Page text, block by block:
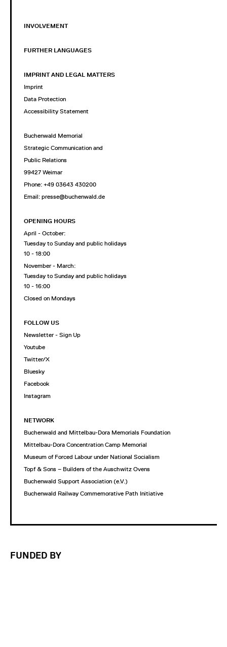
INVOLVEMENT
FURTHER LANGUAGES
IMPRINT AND LEGAL MATTERS
Imprint
Data Protection
Accessibility Statement
Buchenwald Memorial
Strategic Communication and
Public Relations
99427 Weimar
Phone: +49 03643 430200
Email: presse@buchenwald.de
OPENING HOURS
April - October:
Tuesday to Sunday and public holidays
10 - 18:00
November - March:
Tuesday to Sunday and public holidays
10 - 16:00
Closed on Mondays
FOLLOW US
Newsletter - Sign Up
Youtube
Twitter/X
Bluesky
Facebook
Instagram
NETWORK
Buchenwald and Mittelbau-Dora Memorials Foundation
Mittelbau-Dora Concentration Camp Memorial
Museum of Forced Labour under National Socialism
Topf & Sons – Builders of the Auschwitz Ovens
Buchenwald Support Association (e.V.)
Buchenwald Railway Commemorative Path Initiative
FUNDED BY